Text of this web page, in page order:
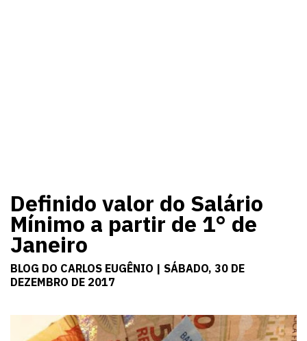
Definido valor do Salário
Mínimo a partir de 1° de
Janeiro
BLOG DO CARLOS EUGÊNIO | SÁBADO, 30 DE
DEZEMBRO DE 2017